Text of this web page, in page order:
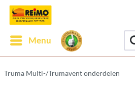
Menu
Truma Multi-/Trumavent onderdelen